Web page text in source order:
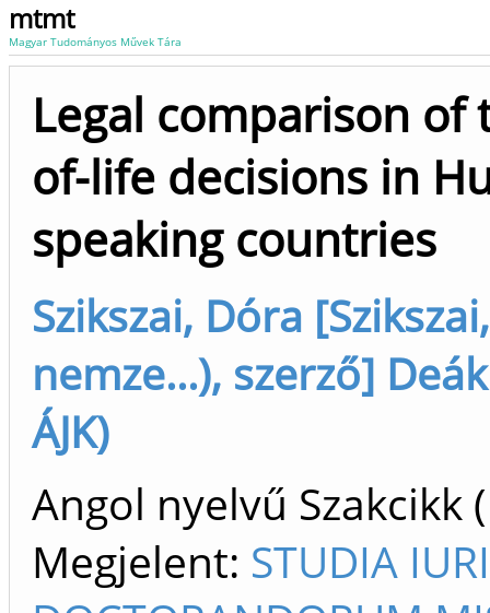
mtmt
Magyar Tudományos Művek Tára
Legal comparison of
of-life decisions in
speaking countries
Szikszai, Dóra
nemze...), szerző]
ÁJK)
Angol nyelvű
Megjelent: STUDIA